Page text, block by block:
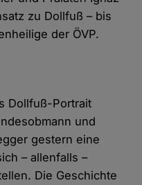
zu Dollfuß – bis
der ÖVP.
Dollfuß-Portrait
und
gestern eine
– allenfalls –
Die Geschichte